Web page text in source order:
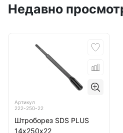
Недавно
Артикул
222-250-22
Штроборез SDS PLUS
14х250х22